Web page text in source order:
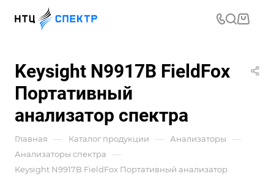
Keysight N9917B FieldFox
Портативный
анализатор спектра
Главная — Каталог продукции — Анализаторы —
Анализаторы спектра —
Keysight N9917B FieldFox Портативный анализатор